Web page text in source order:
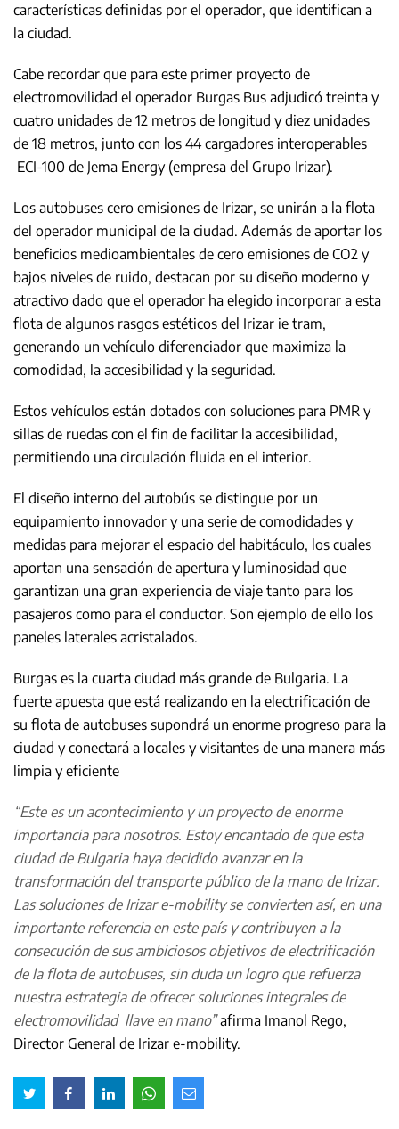
características definidas por el operador, que identifican a
la ciudad.
Cabe recordar que para este primer proyecto de
electromovilidad el operador Burgas Bus adjudicó treinta y
cuatro unidades de 12 metros de longitud y diez unidades
de 18 metros, junto con los 44 cargadores interoperables
ECI-100 de Jema Energy (empresa del Grupo Irizar).
Los autobuses cero emisiones de Irizar, se unirán a la flota
del operador municipal de la ciudad. Además de aportar los
beneficios medioambientales de cero emisiones de CO2 y
bajos niveles de ruido, destacan por su diseño moderno y
atractivo dado que el operador ha elegido incorporar a esta
flota de algunos rasgos estéticos del Irizar ie tram,
generando un vehículo diferenciador que maximiza la
comodidad, la accesibilidad y la seguridad.
Estos vehículos están dotados con soluciones para PMR y
sillas de ruedas con el fin de facilitar la accesibilidad,
permitiendo una circulación fluida en el interior.
El diseño interno del autobús se distingue por un
equipamiento innovador y una serie de comodidades y
medidas para mejorar el espacio del habitáculo, los cuales
aportan una sensación de apertura y luminosidad que
garantizan una gran experiencia de viaje tanto para los
pasajeros como para el conductor. Son ejemplo de ello los
paneles laterales acristalados.
Burgas es la cuarta ciudad más grande de Bulgaria. La
fuerte apuesta que está realizando en la electrificación de
su flota de autobuses supondrá un enorme progreso para la
ciudad y conectará a locales y visitantes de una manera más
limpia y eficiente
“Este es un acontecimiento y un proyecto de enorme
importancia para nosotros. Estoy encantado de que esta
ciudad de Bulgaria haya decidido avanzar en la
transformación del transporte público de la mano de Irizar.
Las soluciones de Irizar e-mobility se convierten así, en una
importante referencia en este país y contribuyen a la
consecución de sus ambiciosos objetivos de electrificación
de la flota de autobuses, sin duda un logro que refuerza
nuestra estrategia de ofrecer soluciones integrales de
electromovilidad llave en mano”afirma Imanol Rego,
Director General de Irizar e-mobility.